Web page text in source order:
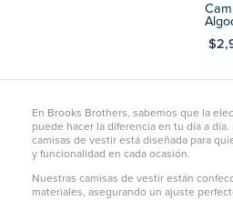
MXN
En Brooks Brothers, sabemos que la
puede hacer la diferencia en tu día a
camisas de vestir está diseñada para
y funcionalidad en cada ocasión.
Nuestras camisas de vestir están
materiales, asegurando un ajuste